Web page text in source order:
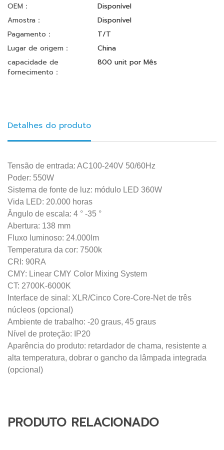
OEM：
Disponível
Amostra：
Disponível
Pagamento：
T/T
Lugar de origem：
China
capacidade de
fornecimento：
800 unit por Mês
Detalhes do produto
PRODUTO RELACIONADO